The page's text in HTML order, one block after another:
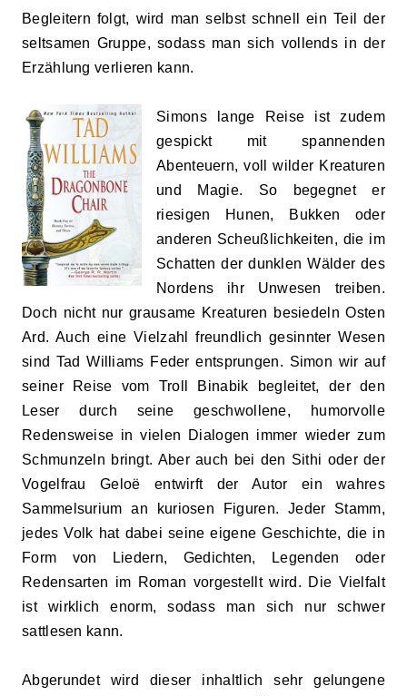
Begleitern folgt, wird man selbst schnell ein Teil der
seltsamen Gruppe, sodass man sich vollends in der
Erzählung verlieren kann.
Simons lange Reise ist zudem
gespickt mit spannenden
Abenteuern, voll wilder Kreaturen
und Magie. So begegnet er
riesigen Hunen, Bukken oder
anderen Scheußlichkeiten, die im
Schatten der dunklen Wälder des
Nordens ihr Unwesen treiben.
Doch nicht nur grausame Kreaturen besiedeln Osten
Ard. Auch eine Vielzahl freundlich gesinnter Wesen
sind Tad Williams Feder entsprungen. Simon wir auf
seiner Reise vom Troll Binabik begleitet, der den
Leser durch seine geschwollene, humorvolle
Redensweise in vielen Dialogen immer wieder zum
Schmunzeln bringt. Aber auch bei den Sithi oder der
Vogelfrau Geloë entwirft der Autor ein wahres
Sammelsurium an kuriosen Figuren. Jeder Stamm,
jedes Volk hat dabei seine eigene Geschichte, die in
Form von Liedern, Gedichten, Legenden oder
Redensarten im Roman vorgestellt wird. Die Vielfalt
ist wirklich enorm, sodass man sich nur schwer
sattlesen kann.
Abgerundet wird dieser inhaltlich sehr gelungene